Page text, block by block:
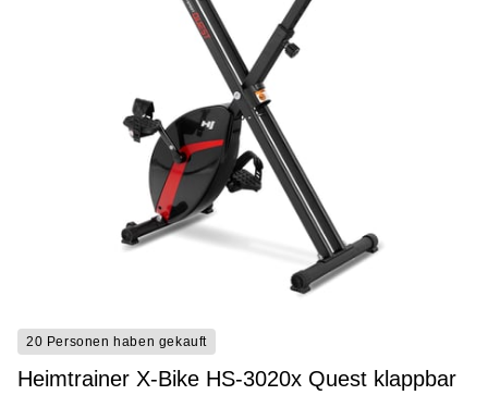
20 Personen haben gekauft
Heimtrainer X-Bike HS-3020x Quest klappbar